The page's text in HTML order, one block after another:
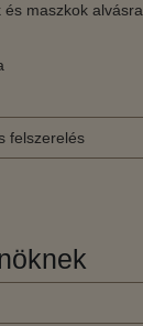
és maszkok alvásra
felszerelés